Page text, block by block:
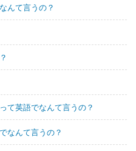
んて言うの？
て英語でなんて言うの？
なんて言うの？